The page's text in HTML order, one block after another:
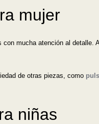
mujer
mucha atención al
de otras piezas, como
niñas